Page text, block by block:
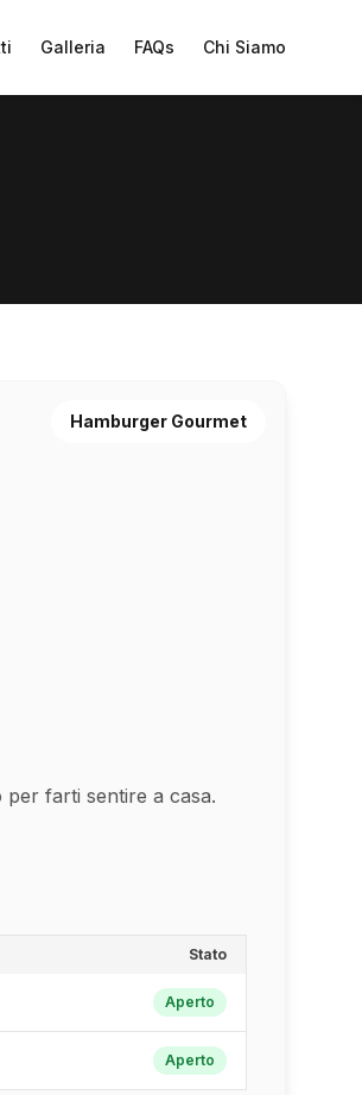
Galleria FAQs Chi Siamo
Hamburger Gourmet
farti sentire a casa.
Stato
Aperto
Aperto